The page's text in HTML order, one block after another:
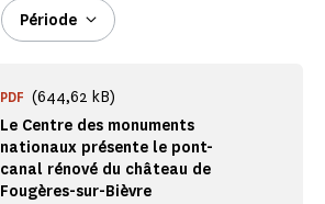
Période
Le Centre des monuments
nationaux présente le pont-
canal rénové du château de
Fougères-sur-Bièvre
PDF (644,62 kB)